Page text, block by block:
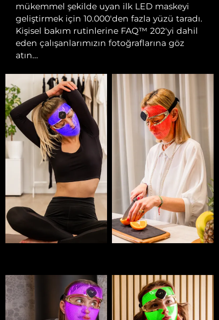
mükemmel şekilde uyan ilk LED maskeyi
geliştirmek için 10.000'den fazla yüzü taradı.
Kişisel bakım rutinlerine FAQ™ 202'yi dahil
eden çalışanlarımızın fotoğraflarına göz
atın...